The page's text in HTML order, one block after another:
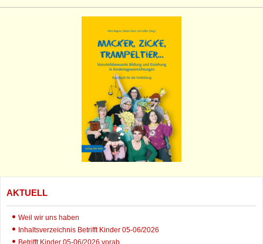
AKTUELL
Weil wir uns haben
Inhaltsverzeichnis Betrifft Kinder 05-06/2026